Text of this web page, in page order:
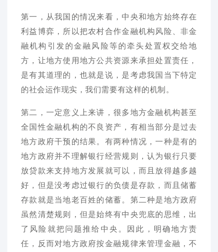
第一，从我国的情况来看，中央和地方始终存在
利益博弈，所以把农村合作金融机构风险、非金
融机构引发的金融风险等的牵头处置权交给地
方，让地方使用地方公共资源来承担处置责任，
是有其道理的，也就是说，是考虑我国当下特定
的社会运作现实，我们需要有这样的机制。
第二，一定意义上来讲，很多地方金融机构甚至
全国性金融机构的不良资产，有相当部分是过去
地方政府干预的结果。有两种情况，一种是有的
地方政府并不理解银行经营规则，认为银行只要
放贷款来支持地方发展就可以，而且放得越多越
好，但是没考虑过银行的负债是存款，而且储蓄
存款就是当地老百姓的储蓄。第二种是地方政府
虽然清楚规则，但是始终有中央兜底的思维，出
了风险就把问题推给中央。因此，明确地方责
任，反而对地方政府按金融规律来管理金融，不